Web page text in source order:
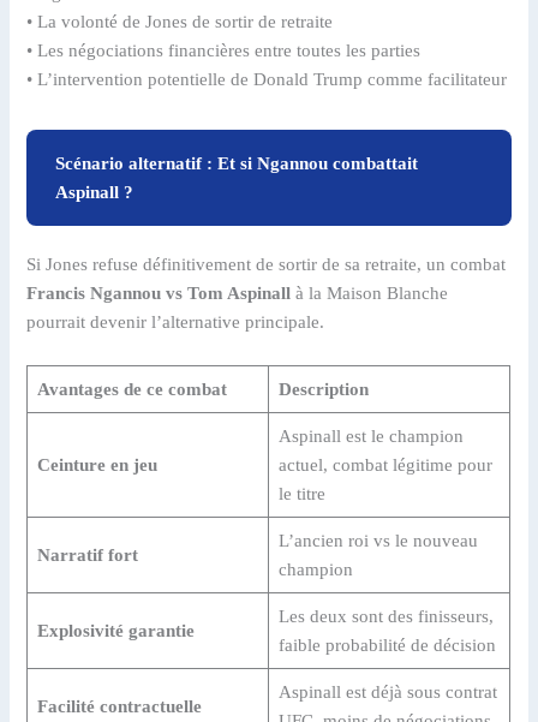
• La volonté de Jones de sortir de retraite
• Les négociations financières entre toutes les parties
• L’intervention potentielle de Donald Trump comme facilitateur
Scénario alternatif : Et si Ngannou combattait
Aspinall ?
Si Jones refuse définitivement de sortir de sa retraite, un combat
Francis Ngannou vs Tom Aspinall à la Maison Blanche
pourrait devenir l’alternative principale.
Avantages de ce combat Description
Ceinture en jeu
Aspinall est le champion
actuel, combat légitime pour
le titre
Narratif fort
L’ancien roi vs le nouveau
champion
Explosivité garantie
Les deux sont des finisseurs,
faible probabilité de décision
Facilité contractuelle
Aspinall est déjà sous contrat